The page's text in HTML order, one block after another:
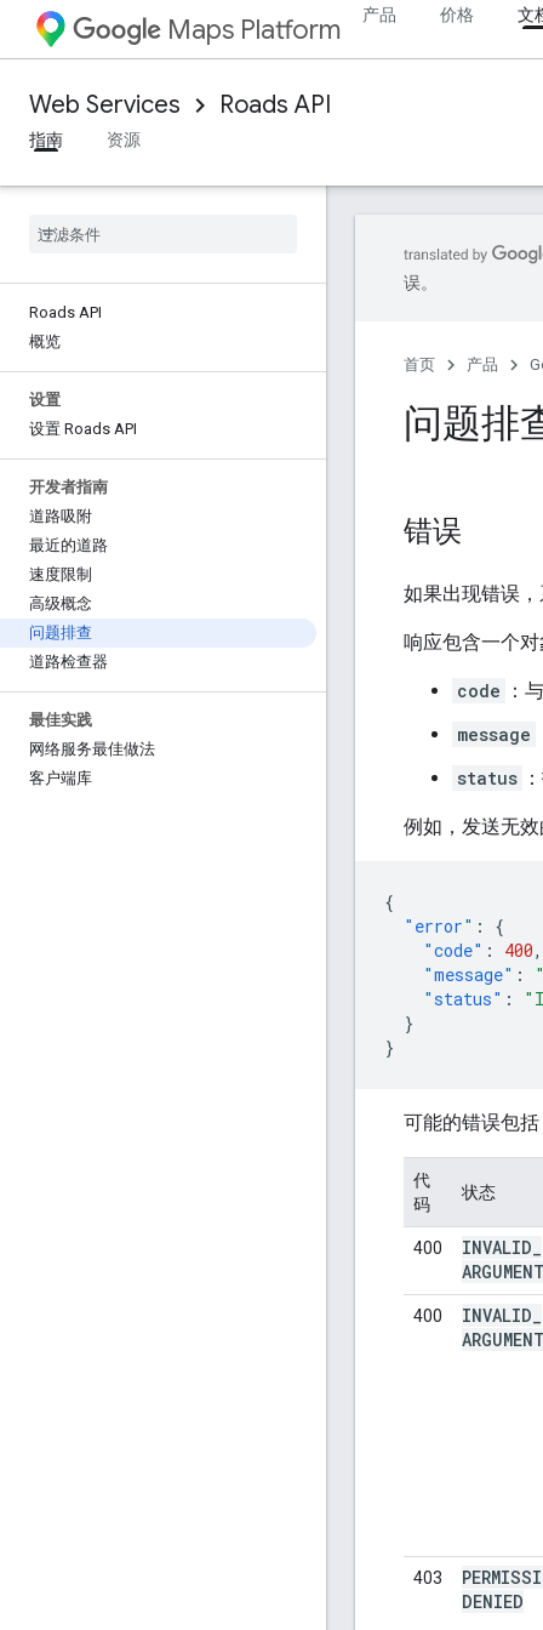
Maps Platform 产品 价格 文
Web Services Roads API
指南 资源
Roads API
概览
设置
设置 Roads API
开发者指南
道路吸附
最近的道路
速度限制
高级概念
问题排查
道路检查器
最佳实践
网络服务最佳做法
客户端库
误。
首页 产品
问题排
错误
如果出现错误
响应包含一个
code
：
message
status
例如，发送无
{
"error" :
{
"code" : 400,
"message" :
"status" :
}
}
可能的错误包
代
码
状态
400 INVALID
400 INVALID
403
DENIED